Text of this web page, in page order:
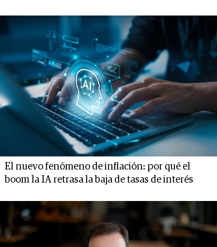
El nuevo fenómeno de inflación: por qué el
boom la IA retrasa la baja de tasas de interés